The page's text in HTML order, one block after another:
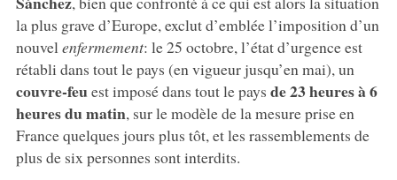
la plus grave d’Europe, exclut d’emblée l’imposition d’un
nouvel enfermement: le 25 octobre, l’état d’urgence est
rétabli dans tout le pays (en vigueur jusqu’en mai), un
couvre-feuest imposé dans tout le pays de 23 heures à 6
heures du matin, sur le modèle de la mesure prise en
France quelques jours plus tôt, et les rassemblements de
plus de six personnes sont interdits.